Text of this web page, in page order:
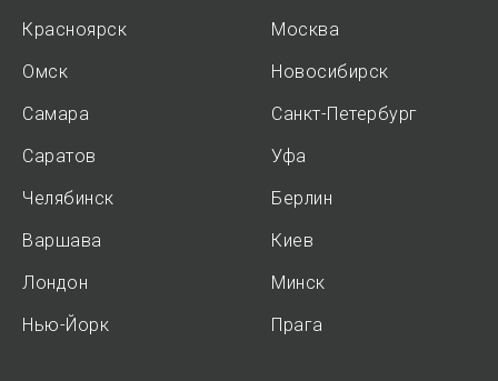
Красноярск
Москва
Омск
Новосибирск
Самара
Санкт-Петербург
Саратов
Уфа
Челябинск
Берлин
Варшава
Киев
Лондон
Минск
Нью-Йорк
Прага